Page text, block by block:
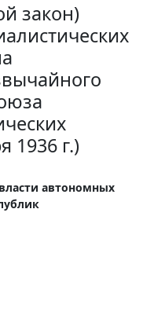
закон)
1936 г.)
автономных